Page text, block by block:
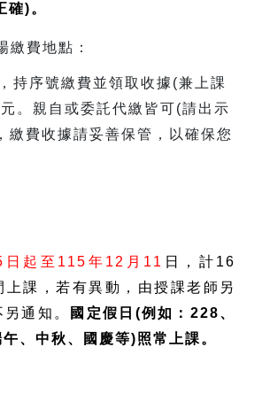
確)。
繳費地點：
持序號繳費並領取收據(兼上課
。親自或委託代繳皆可(請出示
繳費收據請妥善保管，以確保您
日起至115年12月11 日，計16
上課，若有異動，由授課老師另
通知。
國定假日(例如：228、
、中秋、國慶等)照常上課。